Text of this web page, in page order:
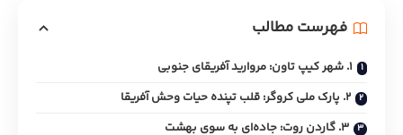
فهرست مطالب
۱. شهر کیپ تاون: مروارید آفریقای جنوبی
۲. پارک ملی کروگر: قلب تپنده حیات وحش آفریقا
۳. گاردن روت: جاده‌ای به سوی بهشت